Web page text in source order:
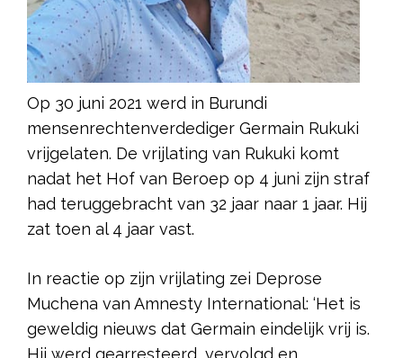
Op 30 juni 2021 werd in Burundi
mensenrechtenverdediger Germain Rukuki
vrijgelaten. De vrijlating van Rukuki komt
nadat het Hof van Beroep op 4 juni zijn straf
had teruggebracht van 32 jaar naar 1 jaar. Hij
zat toen al 4 jaar vast.
In reactie op zijn vrijlating zei Deprose
Muchena van Amnesty International: ‘Het is
geweldig nieuws dat Germain eindelijk vrij is.
Hij werd gearresteerd, vervolgd en